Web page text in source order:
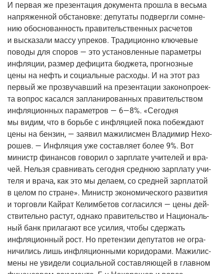
И пер­вая же пре­зен­та­ция доку­мен­та про­шла в весь­ма
напря­жен­ной обста­нов­ке: депу­та­ты под­верг­ли сомне­
нию обос­но­ван­ность пра­ви­тель­ствен­ных рас­че­тов
и выска­за­ли мас­су упре­ков. Тра­ди­ци­он­но клю­че­вые
пово­ды для спо­ров — это уста­нов­лен­ные пара­мет­ры
инфля­ции, раз­мер дефи­ци­та бюд­же­та, про­гноз­ные
цены на нефть и соци­аль­ные рас­хо­ды. И на этот раз
пер­вый же про­зву­чав­ший на пре­зен­та­ции зако­но­про­ек­
та вопрос касал­ся запла­ни­ро­ван­ных пра­ви­тель­ством
инфля­ци­он­ных пара­мет­ров — 6—8%. «Сего­дня
мы видим, что в борь­бе с инфля­ци­ей пока побеж­да­ют
цены на бен­зин, — заявил мажи­лис­мен Вла­ди­мир Нехо­
ро­шев. — Инфля­ция уже состав­ля­ет более 9%. Вот
министр финан­сов гово­рил о зар­пла­те учи­те­лей и вра­
чей. Нель­зя срав­ни­вать сего­дня сред­нюю зар­пла­ту учи­
те­ля и вра­ча, как это мы дела­ем, со сред­ней зар­пла­той
в целом по стране». Министр эко­но­ми­че­ско­го раз­ви­тия
и тор­гов­ли Кай­рат Келим­бе­тов согла­сил­ся — цены дей­
стви­тель­но рас­тут, одна­ко пра­ви­тель­ство и Наци­о­наль­
ный банк при­ла­га­ют все уси­лия, что­бы сдер­жать
инфля­ци­он­ный рост. Но пре­тен­зии депу­та­тов не огра­
ни­чи­лись лишь инфля­ци­он­ны­ми кори­до­ра­ми. Мажи­лис­
ме­ны не уви­де­ли соци­аль­ной состав­ля­ю­щей в глав­ном